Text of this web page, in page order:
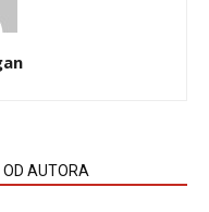
OD AUTORA